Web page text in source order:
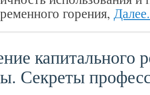
горения,
капитального
Секреты